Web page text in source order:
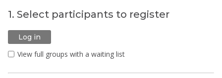
1. Select participants to register
Log in
View full groups with a waiting list